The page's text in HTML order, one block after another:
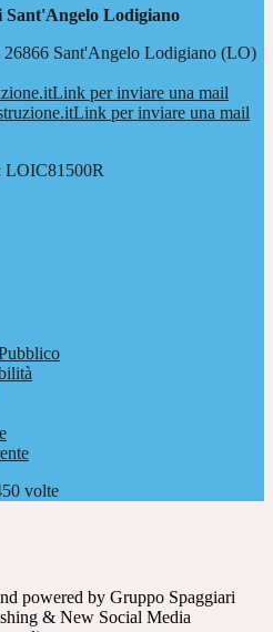
Lodigiano
26866 Sant'Angelo Lodigiano (LO)
Link per inviare una mail
Link per inviare una mail
LOIC81500R
volte
powered by Gruppo Spaggiari
& New Social Media